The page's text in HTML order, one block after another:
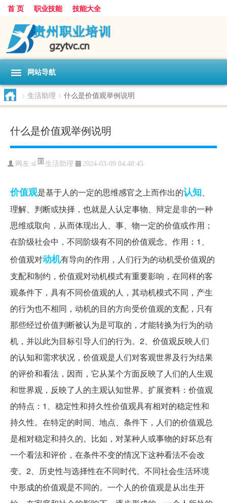
首 页 职业技能 技能大全
网站导航
> 生活助理 > 什么是价值观举例说明
什么是价值观举例说明
网友:sl 生活助理 2024-03-09 04:48:45
价值观是基于人的一定的思维感官之上而作出的认知、
理解、判断或抉择，也就是人认定事物、辩定是非的一种
思维或取向，从而体现出人、事、物一定的价值或作用；
在阶级社会中，不同阶级有不同的价值观念。作用：1、
价值观对动机有导向的作用，人们行为的动机受价值观的
支配和制约，价值观对动机模式有重要影响，在同样的客
观条件下，具有不同价值观的人，其动机模式不同，产生
的行为也不相同，动机的目的方向受价值观的支配，只有
那些经过价值判断被认为是可取的，才能转换为行为的动
机，并以此为目标引导人们的行为。2、价值观反映人们
的认知和需求状况，价值观是人们对客观世界及行为结果
的评价和看法，因而，它从某个方面反映了人们的人生观
和世界观，反映了人的主观认知世界。扩展资料：价值观
的特点：1、稳定性和持久性价值观具有相对的稳定性和
持久性。在特定的时间、地点、条件下，人们的价值观总
是相对稳定和持久的。比如，对某种人或事物的好坏总有
一个看法和评价，在条件不变的情况下这种看法不会改
变。2、历史性与选择性在不同时代、不同社会生活环境
中形成的价值观是不同的。一个人的价值观是从出生开